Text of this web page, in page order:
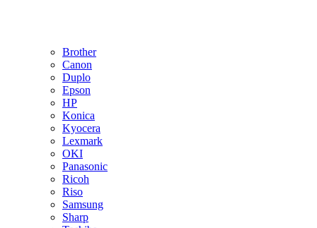
Brother
Canon
Duplo
Epson
HP
Konica
Kyocera
Lexmark
OKI
Panasonic
Ricoh
Riso
Samsung
Sharp